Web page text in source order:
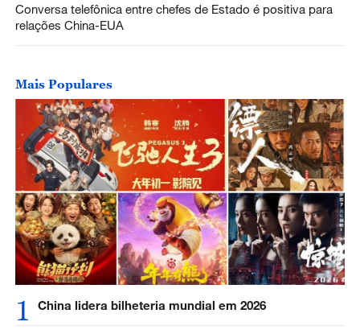
Conversa telefônica entre chefes de Estado é positiva para
relações China-EUA
Mais Populares
1 China lidera bilheteria mundial em 2026